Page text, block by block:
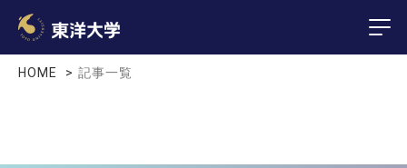
HOME 記事一覧